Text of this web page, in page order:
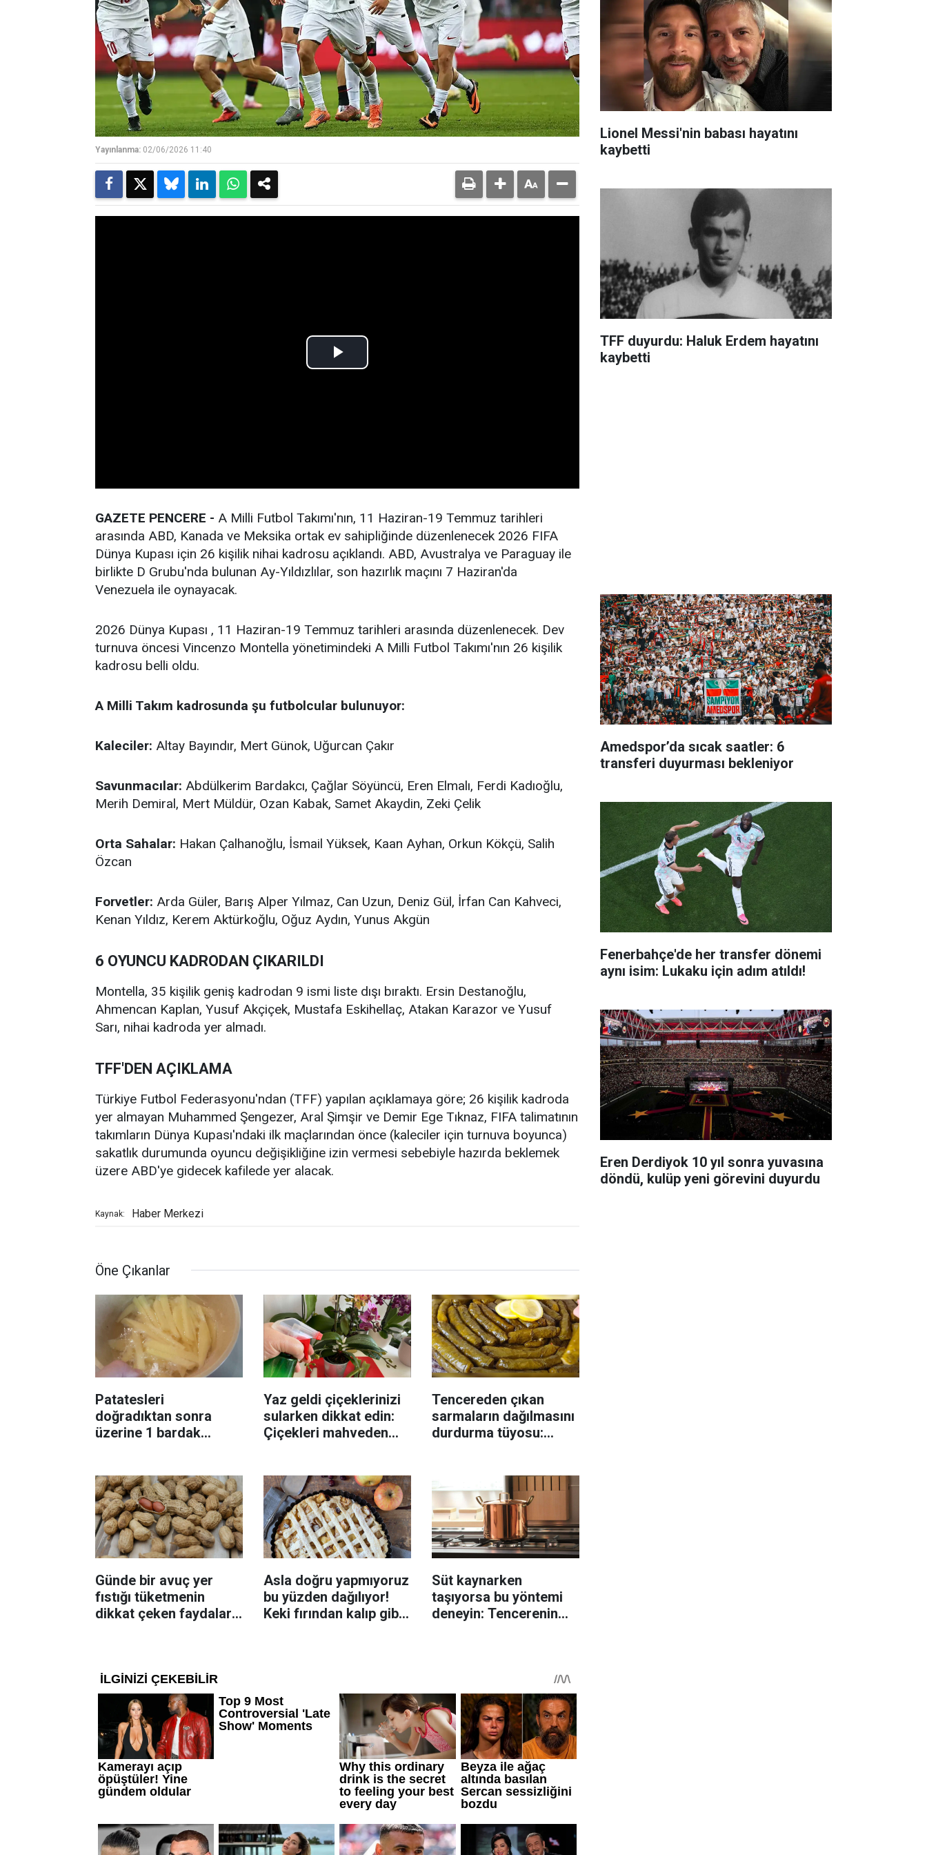
Yayınlanma: 02/06/2026 11:40
GAZETE PENCERE - A Milli Futbol Takımı'nın, 11 Haziran-19 Temmuz tarihleri
arasında ABD, Kanada ve Meksika ortak ev sahipliğinde düzenlenecek 2026 FIFA
Dünya Kupası için 26 kişilik nihai kadrosu açıklandı. ABD, Avustralya ve Paraguay ile
birlikte D Grubu'nda bulunan Ay-Yıldızlılar, son hazırlık maçını 7 Haziran'da
Venezuela ile oynayacak.
2026 Dünya Kupası , 11 Haziran-19 Temmuz tarihleri arasında düzenlenecek. Dev
turnuva öncesi Vincenzo Montella yönetimindeki A Milli Futbol Takımı'nın 26 kişilik
kadrosu belli oldu.
A Milli Takım kadrosunda şu futbolcular bulunuyor:
Kaleciler: Altay Bayındır, Mert Günok, Uğurcan Çakır
Savunmacılar: Abdülkerim Bardakcı, Çağlar Söyüncü, Eren Elmalı, Ferdi Kadıoğlu,
Merih Demiral, Mert Müldür, Ozan Kabak, Samet Akaydin, Zeki Çelik
Orta Sahalar: Hakan Çalhanoğlu, İsmail Yüksek, Kaan Ayhan, Orkun Kökçü, Salih
Özcan
Forvetler: Arda Güler, Barış Alper Yılmaz, Can Uzun, Deniz Gül, İrfan Can Kahveci,
Kenan Yıldız, Kerem Aktürkoğlu, Oğuz Aydın, Yunus Akgün
6 OYUNCU KADRODAN ÇIKARILDI
Montella, 35 kişilik geniş kadrodan 9 ismi liste dışı bıraktı. Ersin Destanoğlu,
Ahmencan Kaplan, Yusuf Akçiçek, Mustafa Eskihellaç, Atakan Karazor ve Yusuf
Sarı, nihai kadroda yer almadı.
TFF'DEN AÇIKLAMA
Türkiye Futbol Federasyonu'ndan (TFF) yapılan açıklamaya göre; 26 kişilik kadroda
yer almayan Muhammed Şengezer, Aral Şimşir ve Demir Ege Tıknaz, FIFA talimatının
takımların Dünya Kupası'ndaki ilk maçlarından önce (kaleciler için turnuva boyunca)
sakatlık durumunda oyuncu değişikliğine izin vermesi sebebiyle hazırda beklemek
üzere ABD'ye gidecek kafilede yer alacak.
Kaynak: Haber Merkezi
Öne Çıkanlar
Patatesleri
doğradıktan sonra
üzerine 1 bardak
Yaz geldi çiçeklerinizi
sularken dikkat edin:
Çiçekleri mahveden
Tencereden çıkan
sarmaların dağılmasını
durdurma tüyosu:
Günde bir avuç yer
fıstığı tüketmenin
dikkat çeken faydaları:
Asla doğru yapmıyoruz
bu yüzden dağılıyor!
Keki fırından kalıp gibi
Süt kaynarken
taşıyorsa bu yöntemi
deneyin: Tencerenin
Lionel Messi'nin babası hayatını
kaybetti
TFF duyurdu: Haluk Erdem hayatını
kaybetti
Amedspor’da sıcak saatler: 6
transferi duyurması bekleniyor
Fenerbahçe'de her transfer dönemi
aynı isim: Lukaku için adım atıldı!
Eren Derdiyok 10 yıl sonra yuvasına
döndü, kulüp yeni görevini duyurdu